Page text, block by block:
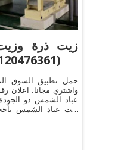
زيت ذرة
(120476361) | السوق المفتوح
حمل تطبيق السوق
عباد الشمس ذو